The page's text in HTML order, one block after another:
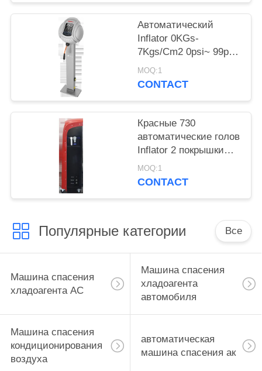
Автоматический
Inflator 0KGs-
7Kgs/Cm2 0psi~ 99psi
автошины 10Kgs/Cm2
50PSI цифров
MOQ:1
CONTACT
Красные 730
автоматические голов
Inflator 2 покрышки
цифров раздувных
для N2
MOQ:1
CONTACT
Популярные категории Все
Машина спасения
хладоагента AC
Машина спасения
хладоагента
автомобиля
Машина спасения
кондиционирования
воздуха
автоматическая
машина спасения ак